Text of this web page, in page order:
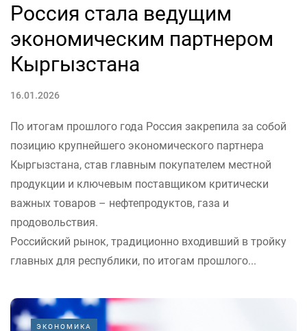
Россия стала ведущим
экономическим партнером
Кыргызстана
16.01.2026
По итогам прошлого года Россия закрепила за собой
позицию крупнейшего экономического партнера
Кыргызстана, став главным покупателем местной
продукции и ключевым поставщиком критически
важных товаров – нефтепродуктов, газа и
продовольствия.
Российский рынок, традиционно входивший в тройку
главных для республики, по итогам прошлого...
ЭКОНОМИКА